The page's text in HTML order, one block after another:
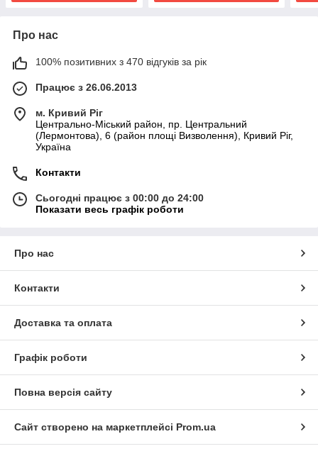
Про нас
100% позитивних з 470 відгуків за рік
Працює з 26.06.2013
м. Кривий Ріг
Центрально-Міський район, пр. Центральний
(Лермонтова), 6 (район площі Визволення), Кривий Ріг,
Україна
Контакти
Сьогодні працює з 00:00 до 24:00
Показати весь графік роботи
Про нас
Контакти
Доставка та оплата
Графік роботи
Повна версія сайту
Сайт створено на маркетплейсі Prom.ua